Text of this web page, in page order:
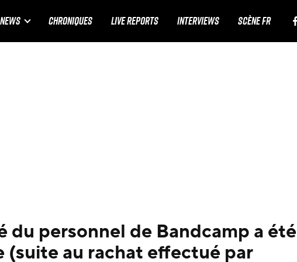
NEWS CHRONIQUES LIVE REPORTS INTERVIEWS SCÈNE FR
du personnel de Bandcamp a été
(suite au rachat effectué par